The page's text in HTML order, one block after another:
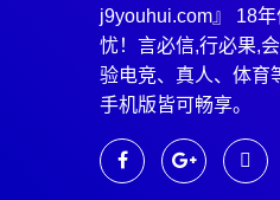
j9youhui.com』 18
忧！言必信,行必果,
验电竞、真人、体育
手机版皆可畅享。